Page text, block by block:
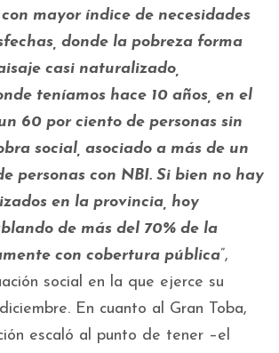
mayor índice de necesidades
donde la pobreza forma
casi naturalizado,
teníamos hace 10 años, en el
60 por ciento de personas sin
social, asociado a más de un
personas con NBI. Si bien no hay
en la provincia, hoy
de más del 70% de la
con cobertura pública”,
social en la que ejerce su
En cuanto al Gran Toba,
escaló al punto de tener –el